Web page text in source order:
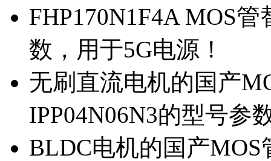
FHP170N1F4A MOS
数，用于5G电源！
无刷直流电机的国产
IPP04N06N3的型号参
BLDC电机的国产MOS